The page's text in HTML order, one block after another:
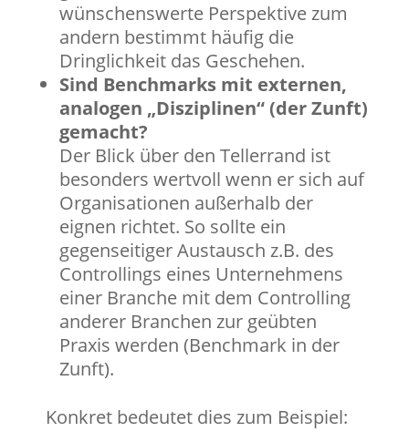
wünschenswerte Perspektive zum
andern bestimmt häufig die
Dringlichkeit das Geschehen.
Sind Benchmarks mit externen,
analogen „Disziplinen“ (der Zunft)
gemacht?
Der Blick über den Tellerrand ist
besonders wertvoll wenn er sich auf
Organisationen außerhalb der
eignen richtet. So sollte ein
gegenseitiger Austausch z.B. des
Controllings eines Unternehmens
einer Branche mit dem Controlling
anderer Branchen zur geübten
Praxis werden (Benchmark in der
Zunft).
Konkret bedeutet dies zum Beispiel: